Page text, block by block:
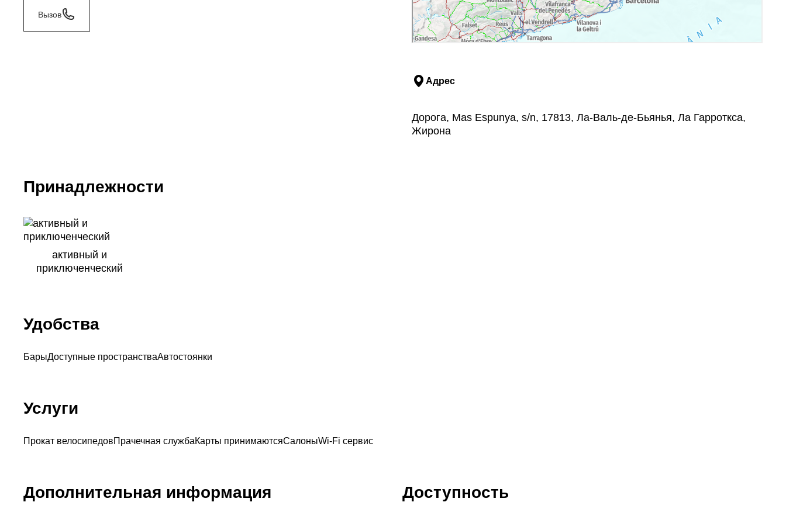
Вызов
Адрес
Дорога, Mas Espunya, s/n, 17813, Ла-Валь-де-Бьянья, Ла Гарроткса,
Жирона
Принадлежности
активный и
приключенческий
Удобства
БарыДоступные пространстваАвтостоянки
Услуги
Прокат велосипедовПрачечная службаКарты принимаютсяСалоныWi-Fi сервис
Дополнительная информация Доступность